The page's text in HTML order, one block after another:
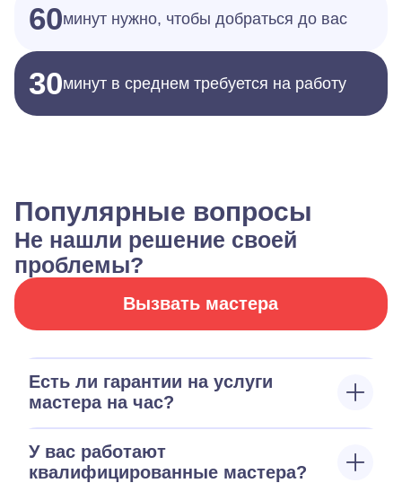
60минут нужно, чтобы добраться до вас
30минут в среднем требуется на работу
Популярные вопросы
Не нашли решение своей
проблемы?
Вызвать мастера
Есть ли гарантии на услуги
мастера на час?
У вас работают
квалифицированные мастера?